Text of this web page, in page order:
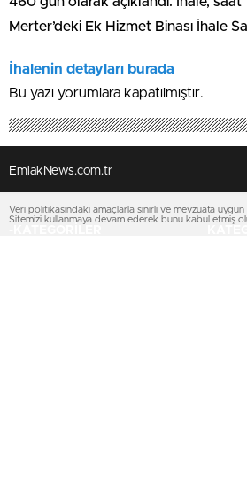
Merter’deki Ek Hizmet Binası İhale
İhalenin detayları burada
Bu yazı yorumlara kapatılmıştır.
EmlakNews.com.tr
Veri politikasındaki amaçlarla sınırlı ve mevzuata
Sitemizi kullanmaya devam ederek bunu kabul etmiş